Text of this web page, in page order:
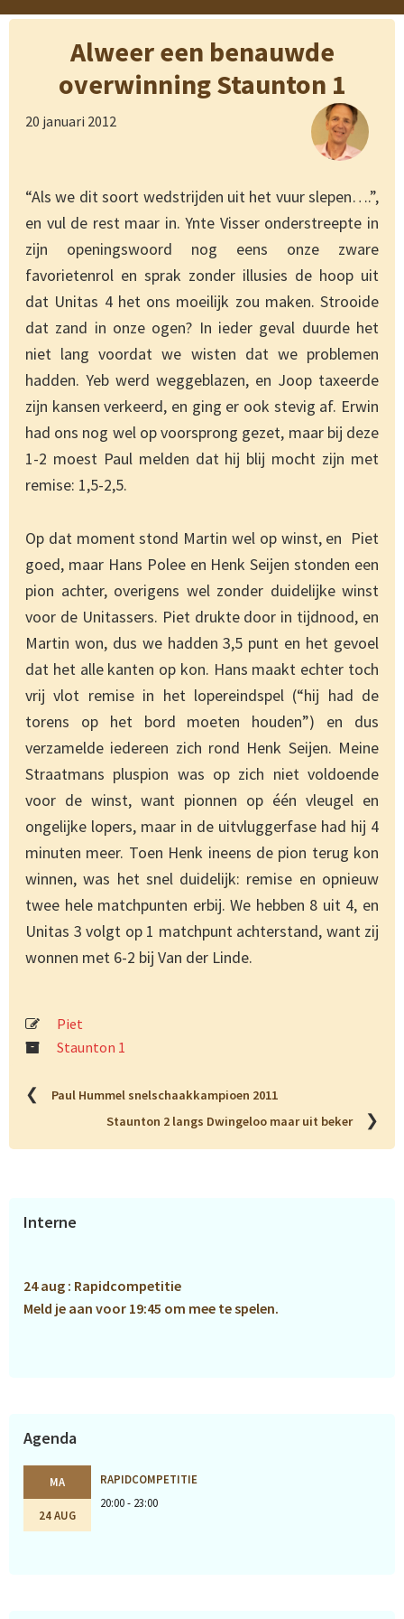
Alweer een benauwde
overwinning Staunton 1
20 januari 2012
“Als we dit soort wedstrijden uit het vuur slepen….”,
en vul de rest maar in. Ynte Visser onderstreepte in
zijn openingswoord nog eens onze zware
favorietenrol en sprak zonder illusies de hoop uit
dat Unitas 4 het ons moeilijk zou maken. Strooide
dat zand in onze ogen? In ieder geval duurde het
niet lang voordat we wisten dat we problemen
hadden. Yeb werd weggeblazen, en Joop taxeerde
zijn kansen verkeerd, en ging er ook stevig af. Erwin
had ons nog wel op voorsprong gezet, maar bij deze
1-2 moest Paul melden dat hij blij mocht zijn met
remise: 1,5-2,5.
Op dat moment stond Martin wel op winst, en Piet
goed, maar Hans Polee en Henk Seijen stonden een
pion achter, overigens wel zonder duidelijke winst
voor de Unitassers. Piet drukte door in tijdnood, en
Martin won, dus we hadden 3,5 punt en het gevoel
dat het alle kanten op kon. Hans maakt echter toch
vrij vlot remise in het lopereindspel (“hij had de
torens op het bord moeten houden”) en dus
verzamelde iedereen zich rond Henk Seijen. Meine
Straatmans pluspion was op zich niet voldoende
voor de winst, want pionnen op één vleugel en
ongelijke lopers, maar in de uitvluggerfase had hij 4
minuten meer. Toen Henk ineens de pion terug kon
winnen, was het snel duidelijk: remise en opnieuw
twee hele matchpunten erbij. We hebben 8 uit 4, en
Unitas 3 volgt op 1 matchpunt achterstand, want zij
wonnen met 6-2 bij Van der Linde.
Piet
Staunton 1
❮
Paul Hummel snelschaakkampioen 2011
Staunton 2 langs Dwingeloo maar uit beker
❯
Primaire
Interne
24 aug : Rapidcompetitie
Meld je aan voor 19:45 om mee te spelen.
Agenda
MA
24 AUG
RAPIDCOMPETITIE
20:00 - 23:00